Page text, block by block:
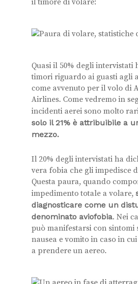
Quasi il 50% degli intervistati
timori riguardo ai guasti agli
come avvenuto per il volo di
Airlines. Come vedremo in
incidenti aerei sono molto
solo il 21% è attribuibile a
mezzo.
Il 20% degli intervistati ha
vera fobia che gli impedisce
Questa paura, quando
impedimento totale a volare,
diagnosticare come un
denominato aviofobia. Nei
può manifestarsi con sintomi
nausea e vomito in caso in
a prendere un aereo.